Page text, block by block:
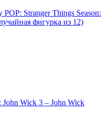
Stranger Things Season:
фигурка из 12)
Wick 3 – John Wick